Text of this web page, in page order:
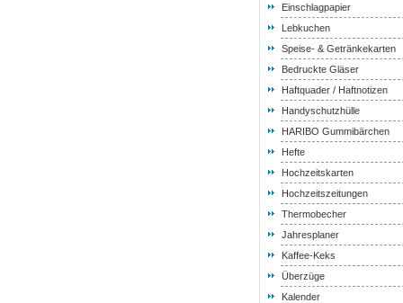
Einschlagpapier
Lebkuchen
Speise- & Getränkekarten
Bedruckte Gläser
Haftquader / Haftnotizen
Handyschutzhülle
HARIBO Gummibärchen
Hefte
Hochzeitskarten
Hochzeitszeitungen
Thermobecher
Jahresplaner
Kaffee-Keks
Überzüge
Kalender